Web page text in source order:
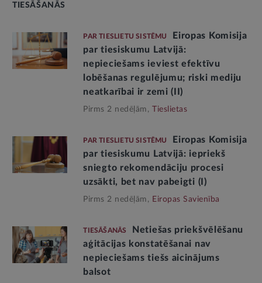
TIESĀŠANĀS
PAR TIESLIETU SISTĒMU
Eiropas Komisija
par tiesiskumu Latvijā:
nepieciešams ieviest efektīvu
lobēšanas regulējumu; riski mediju
neatkarībai ir zemi (II)
Pirms 2 nedēļām, Tieslietas
PAR TIESLIETU SISTĒMU
Eiropas Komisija
par tiesiskumu Latvijā: iepriekš
sniegto rekomendāciju procesi
uzsākti, bet nav pabeigti (I)
Pirms 2 nedēļām, Eiropas Savienība
TIESĀŠANĀS
Netiešas priekšvēlēšanu
aģitācijas konstatēšanai nav
nepieciešams tiešs aicinājums
balsot